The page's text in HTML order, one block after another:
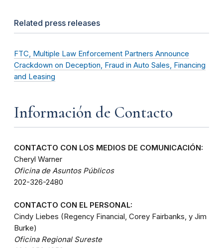
Related press releases
FTC, Multiple Law Enforcement Partners Announce
Crackdown on Deception, Fraud in Auto Sales, Financing
and Leasing
Información de Contacto
CONTACTO CON LOS MEDIOS DE COMUNICACIÓN:
Cheryl Warner
Oficina de Asuntos Públicos
202-326-2480
CONTACTO CON EL PERSONAL:
Cindy Liebes (Regency Financial, Corey Fairbanks, y Jim
Burke)
Oficina Regional Sureste